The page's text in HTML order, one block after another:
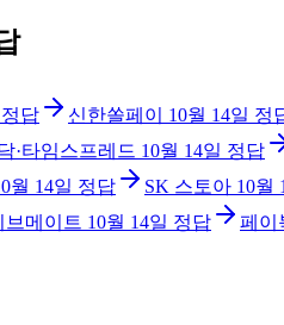
정답 신한쏠페이 10월 14일 정
·타임스프레드 10월 14일 정답
월 14일 정답 SK 스토아 10월
브메이트 10월 14일 정답 페이